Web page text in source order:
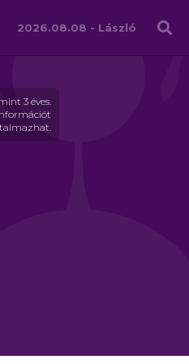
2026.08.08 - László
3 éves.